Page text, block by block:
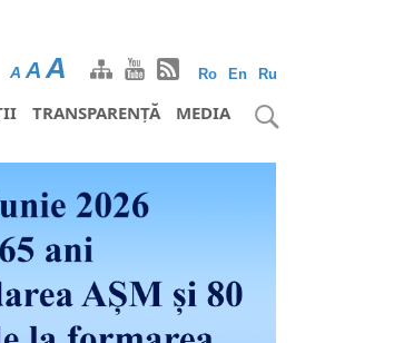
Ro En Ru
A A A
TRANSPARENȚĂ MEDIA